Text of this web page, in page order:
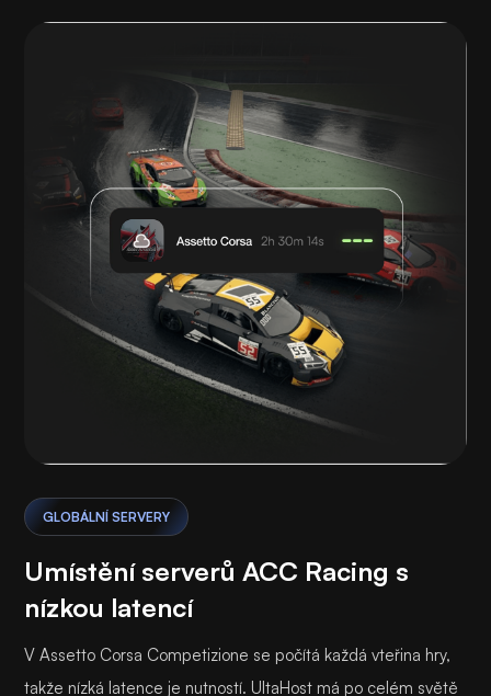
GLOBÁLNÍ SERVERY
Umístění serverů ACC Racing s
nízkou latencí
V Assetto Corsa Competizione se počítá každá vteřina hry,
takže nízká latence je nutností. UltaHost má po celém světě